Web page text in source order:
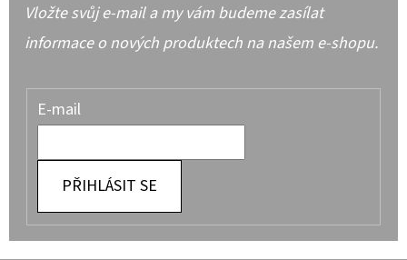
Vložte svůj e-mail a my vám budeme zasílat
informace o nových produktech na našem e-shopu.
E-mail
PŘIHLÁSIT SE